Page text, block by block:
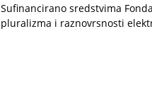
Sufinancirano sredstvima
pluralizma i raznovrsnosti